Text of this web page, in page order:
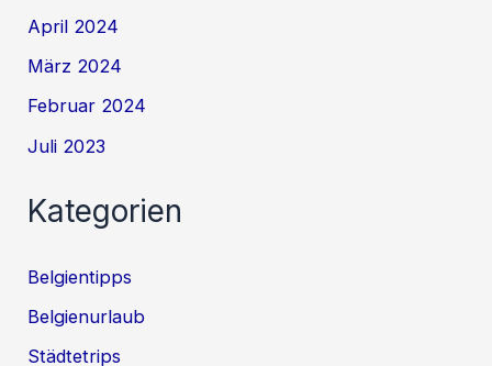
April 2024
März 2024
Februar 2024
Juli 2023
Kategorien
Belgientipps
Belgienurlaub
Städtetrips